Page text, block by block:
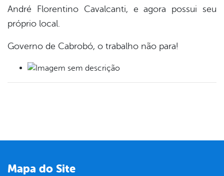
André Florentino Cavalcanti, e agora possui seu
próprio local.
Governo de Cabrobó, o trabalho não para!
Mapa do Site